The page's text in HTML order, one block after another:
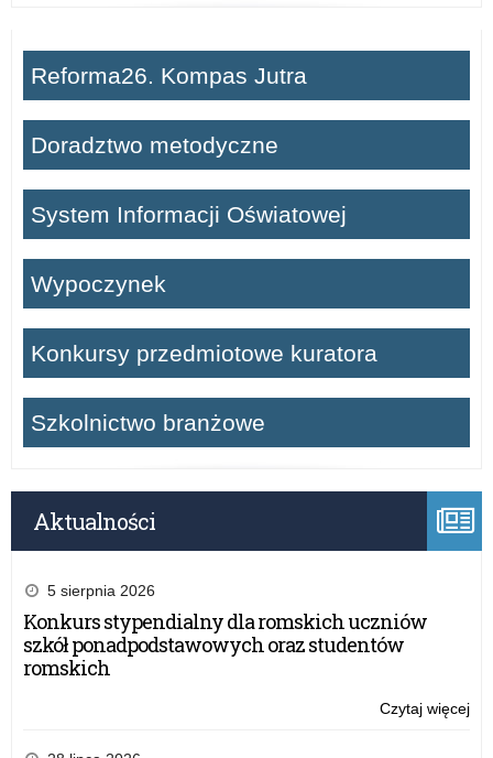
Reforma26. Kompas Jutra
Doradztwo metodyczne
System Informacji Oświatowej
Wypoczynek
Konkursy przedmiotowe kuratora
Szkolnictwo branżowe
Aktualności
5 sierpnia 2026
Konkurs stypendialny dla romskich uczniów
szkół ponadpodstawowych oraz studentów
romskich
Czytaj więcej